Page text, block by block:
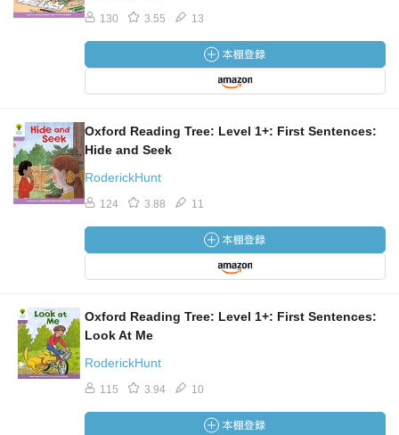
130 3.55 13
Oxford Reading Tree: Level 1+: First Sentences:
Hide and Seek
RoderickHunt
124 3.88 11
Oxford Reading Tree: Level 1+: First Sentences:
Look At Me
RoderickHunt
115 3.94 10